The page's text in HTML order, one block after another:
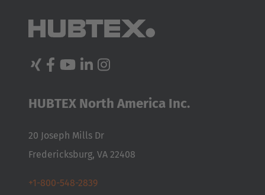
HUBTEX North America Inc.
20 Joseph Mills Dr
Fredericksburg, VA 22408
+1-800-548-2839